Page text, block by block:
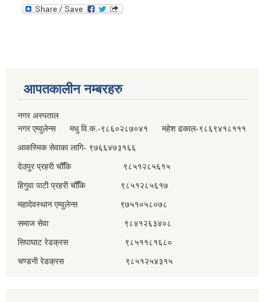
आपतकालीन नम्बरहरु
नगर अस्पताल
नगर एम्वुलेन्स मधु वि.क.-९८६०२८७०४१ महेश ढकाल-९८६९४१८१११
आकस्मिक सेवाका लागि- ९७६६४७३१६६
देउपुर प्रहरी चौँकि ९८५१२८५६१५
हिगुवा पाटी प्रहरी चौँकि ९८५१२८५६१७
महादेवस्थान एम्वुलेन्स ९७५१०५८०७८
समाज सेवा ९८४१२६३४०८
सिपाघाट रेडक्रस ९८५११८१६८०
चण्डनी रेडक्रस ९८५१२५४३१५